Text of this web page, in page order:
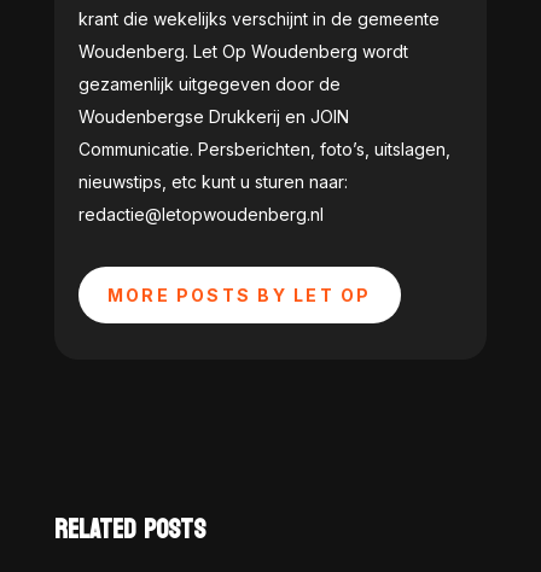
krant die wekelijks verschijnt in de gemeente
Woudenberg. Let Op Woudenberg wordt
gezamenlijk uitgegeven door de
Woudenbergse Drukkerij en JOIN
Communicatie. Persberichten, foto’s, uitslagen,
nieuwstips, etc kunt u sturen naar:
redactie@letopwoudenberg.nl
MORE POSTS BY LET OP
RELATED POSTS